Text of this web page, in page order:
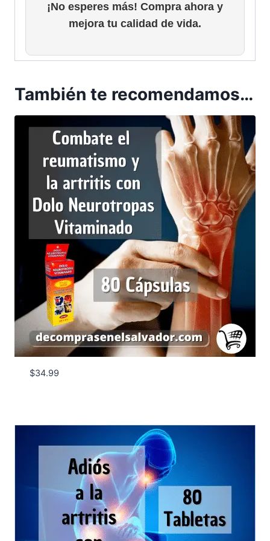
9
.
h
s
t
a
$
5
9
.
¡No esperes más! Compra ahora y
mejora tu calidad de vida.
También te recomendamos…
$34.99